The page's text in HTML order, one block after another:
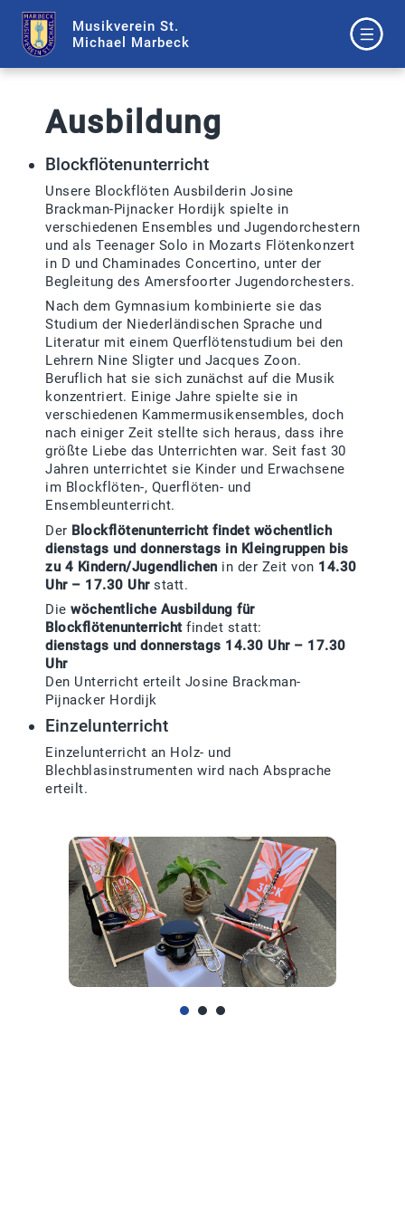
Musikverein St.
Michael Marbeck
Ausbildung
Blockflötenunterricht
Unsere Blockflöten Ausbilderin Josine
Brackman-Pijnacker Hordijk spielte in
verschiedenen Ensembles und Jugendorchestern
und als Teenager Solo in Mozarts Flötenkonzert
in D und Chaminades Concertino, unter der
Begleitung des Amersfoorter Jugendorchesters.
Nach dem Gymnasium kombinierte sie das
Studium der Niederländischen Sprache und
Literatur mit einem Querflötenstudium bei den
Lehrern Nine Sligter und Jacques Zoon.
Beruflich hat sie sich zunächst auf die Musik
konzentriert. Einige Jahre spielte sie in
verschiedenen Kammermusikensembles, doch
nach einiger Zeit stellte sich heraus, dass ihre
größte Liebe das Unterrichten war. Seit fast 30
Jahren unterrichtet sie Kinder und Erwachsene
im Blockflöten-, Querflöten- und
Ensembleunterricht.
Der Blockflötenunterricht findet wöchentlich
dienstags und donnerstags in Kleingruppen bis
zu 4 Kindern/Jugendlichen in der Zeit von 14.30
Uhr – 17.30 Uhrstatt.
Die wöchentliche Ausbildung für
Blockflötenunterrichtfindet statt:
dienstags und donnerstags 14.30 Uhr – 17.30
Uhr
Den Unterricht erteilt Josine Brackman-
Pijnacker Hordijk
Einzelunterricht
Einzelunterricht an Holz- und
Blechblasinstrumenten wird nach Absprache
erteilt.